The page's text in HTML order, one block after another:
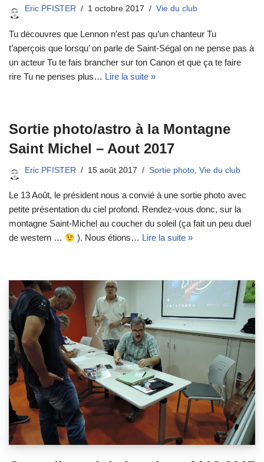
Eric PFISTER 1 octobre 2017 Vie du club
Tu découvres que Lennon n’est pas qu’un chanteur Tu
t’aperçois que lorsqu’ on parle de Saint-Ségal on ne pense pas à
un acteur Tu te fais brancher sur ton Canon et que ça te faire
rire Tu ne penses plus… Lire la suite »
Sortie photo/astro à la Montagne
Saint Michel – Aout 2017
Eric PFISTER 15 août 2017 Sortie photo Vie du club
Le 13 Août, le président nous a convié à une sortie photo avec
petite présentation du ciel profond. Rendez-vous donc, sur la
montagne Saint-Michel au coucher du soleil (ça fait un peu duel
de western …
). Nous étions… Lire la suite »